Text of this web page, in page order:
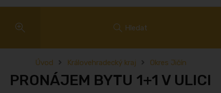
Hledat
Úvod Královehradecký kraj Okres Jičín
PRONÁJEM BYTU 1+1 V ULICI